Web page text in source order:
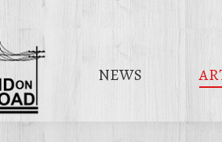
NEWS